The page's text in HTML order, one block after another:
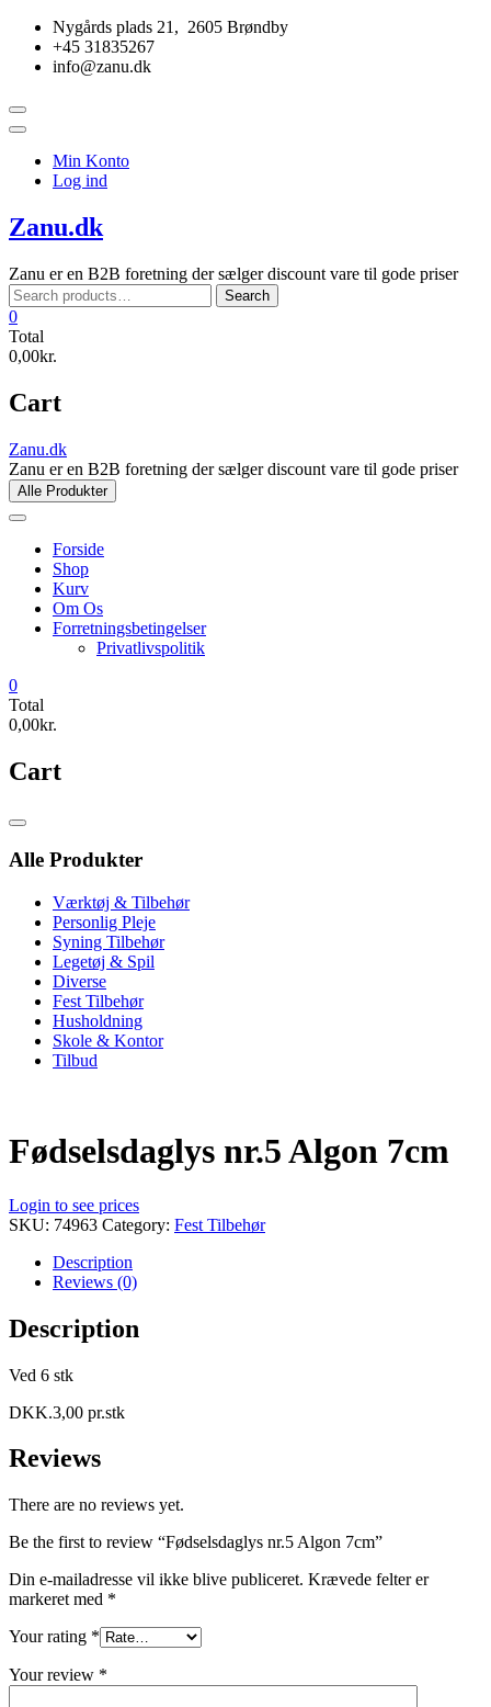
Skip
content
Nygårds plads 21, 2605 Brøndby
+45 31835267
info@zanu.dk
Topbar
Menu
Min Konto
Log ind
Zanu.dk
Zanu er en B2B foretning der sælger discount vare til gode priser
Search
for:
Search
0
Total
0,00kr.
Cart
Zanu.dk
Zanu er en B2B foretning der sælger discount vare til gode priser
Alle Produkter
Forside
Shop
Kurv
Om Os
Forretningsbetingelser
Privatlivspolitik
0
Total
0,00kr.
Cart
Catalog
Alle Produkter
Værktøj & Tilbehør
Personlig Pleje
Syning Tilbehør
Legetøj & Spil
Diverse
Fest Tilbehør
Husholdning
Skole & Kontor
Tilbud
Fødselsdaglys nr.5 Algon 7cm
Login to see prices
SKU: 74963 Category: Fest Tilbehør
Description
Reviews (0)
Description
Ved 6 stk
DKK.3,00 pr.stk
Reviews
There are no reviews yet.
Be the first to review “Fødselsdaglys nr.5 Algon 7cm”
Din e-mailadresse vil ikke blive publiceret. Krævede felter er
markeret med *
Your rating *
Your review *